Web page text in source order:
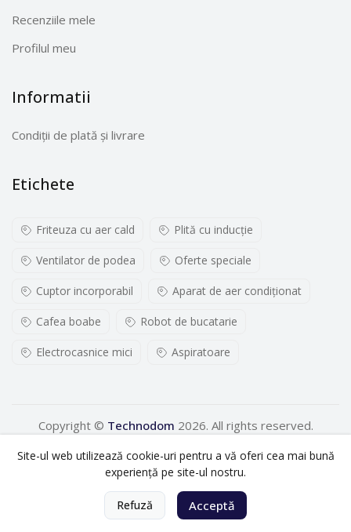
Categorii Coș
Recenziile mele
Profilul meu
Informatii
Condiții de plată și livrare
Etichete
Friteuza cu aer cald Plită cu inducţie
Ventilator de podea Oferte speciale
Cuptor incorporabil Aparat de aer condiționat
Cafea boabe Robot de bucatarie
Electrocasnice mici Aspiratoare
Copyright © Technodom 2026. All rights reserved.
Site-ul web utilizează cookie-uri pentru a vă oferi cea mai bună
experiență pe site-ul nostru.
Refuză Acceptă